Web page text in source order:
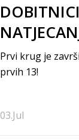
Prvi krug je
prvih 13!
03.Jul